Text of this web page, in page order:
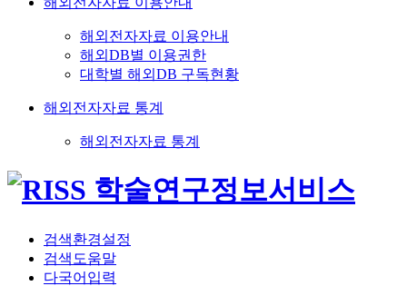
해외전자자료 이용안내
해외DB별 이용권한
대학별 해외DB 구독현황
해외전자자료 통계
해외전자자료 통계
검색환경설정
검색도움말
다국어입력